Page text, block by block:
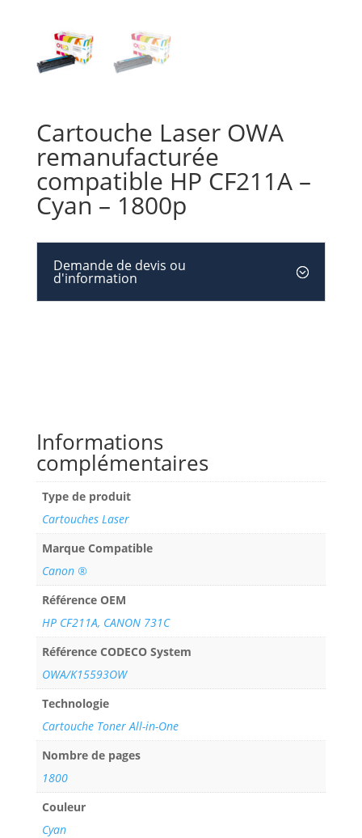
Cartouche Laser OWA
remanufacturée
compatible HP CF211A –
Cyan – 1800p
Demande de devis ou
d'information
Informations
complémentaires
Type de produit
Cartouches Laser
Marque Compatible
Canon ®
Référence OEM
HP CF211A, CANON 731C
Référence CODECO System
OWA/K15593OW
Technologie
Cartouche Toner All-in-One
Nombre de pages
1800
Couleur
Cyan